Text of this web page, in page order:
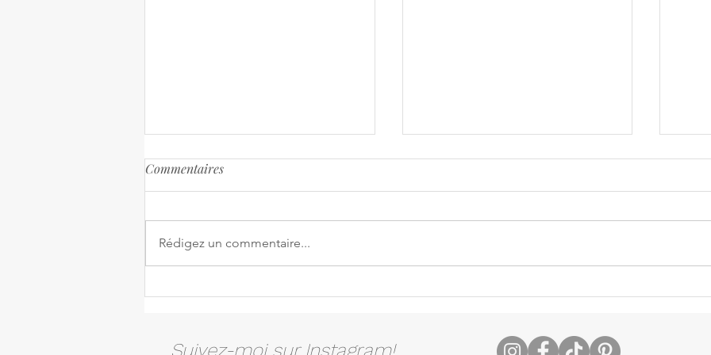
Parmentier de thon
SPAGHETTIS AUX
Commentaires
Rédigez un commentaire...